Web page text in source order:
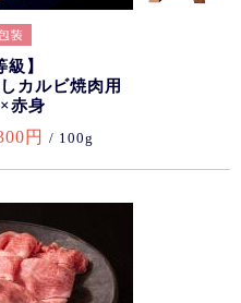
級】
カルビ焼肉用
赤身
円 / 100g